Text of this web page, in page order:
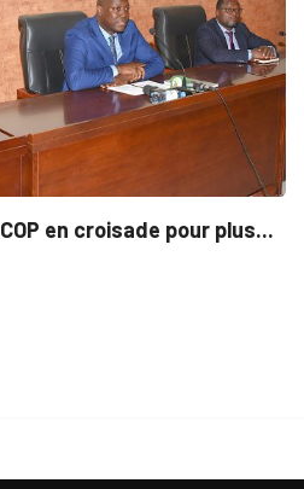
en croisade pour plus...